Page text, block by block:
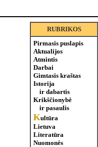
RUBRIKOS
Pirmasis puslapis
Aktualijos
Atmintis
Darbai
Gimtasis kraštas
Istorija
ir dabartis
Krikščionybė
ir pasaulis
Kultūra
Lietuva
Literatūra
Nuomonės